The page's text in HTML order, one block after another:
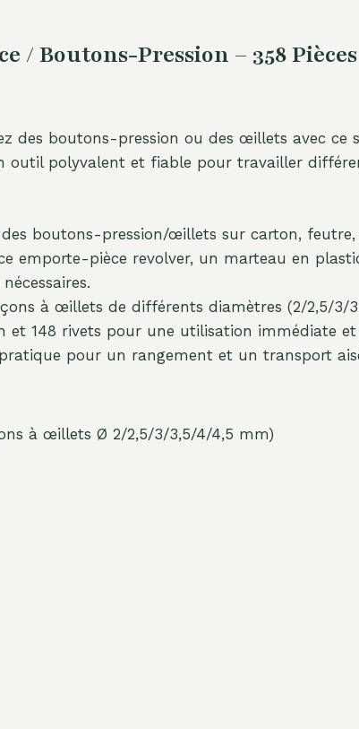
/ Boutons-Pression – 358
des boutons-pression ou des œillets avec ce
outil polyvalent et fiable pour travailler
boutons-pression/œillets sur carton,
emporte-pièce revolver, un marteau en
à œillets de différents diamètres (2/2,5/3/
et 148 rivets pour une utilisation immédiate et
pour un rangement et un transport
à œillets Ø 2/2,5/3/3,5/4/4,5 mm)